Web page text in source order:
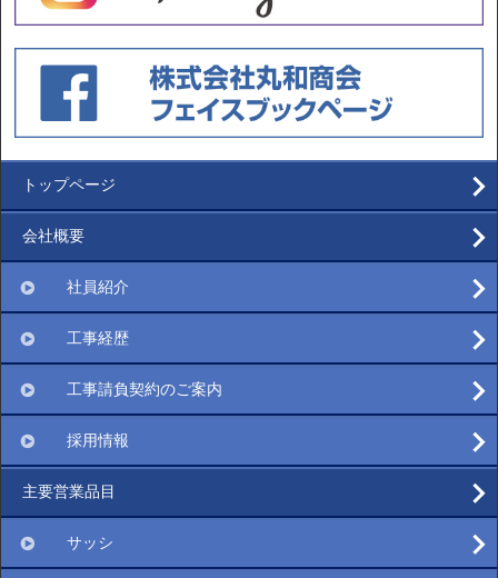
トップページ
会社概要
社員紹介
工事経歴
工事請負契約のご案内
採用情報
主要営業品目
サッシ